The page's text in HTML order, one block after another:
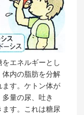
エネルギーとし
内の脂肪を分解
ます。ケトン体が
量の尿、吐き
す。これは糖尿